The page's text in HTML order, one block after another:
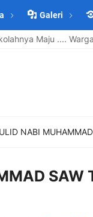
Galeri
Bahagia ...</em>
NABI